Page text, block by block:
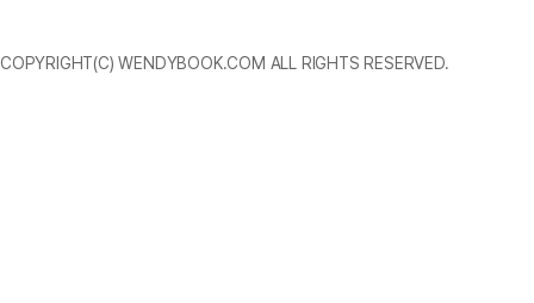
COPYRIGHT(C) WENDYBOOK.COM ALL RIGHTS RESERVED.